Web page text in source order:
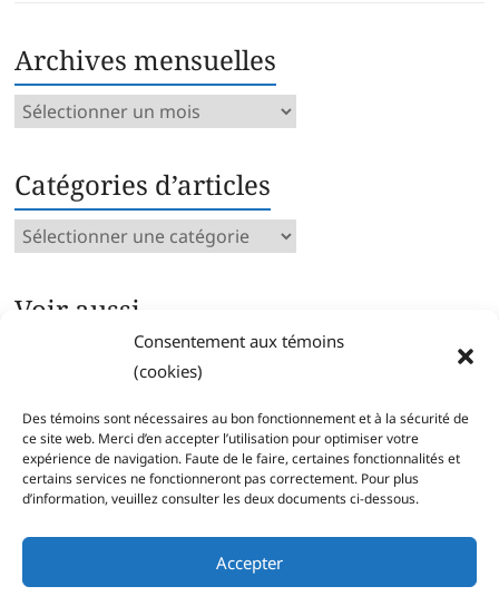
Consentement aux témoins
(cookies)
Des témoins sont nécessaires au bon fonctionnement et à la sécurité de
ce site web. Merci d’en accepter l’utilisation pour optimiser votre
expérience de navigation. Faute de le faire, certaines fonctionnalités et
certains services ne fonctionneront pas correctement. Pour plus
d’information, veuillez consulter les deux documents ci-dessous.
Accepter
Archives mensuelles
Archives
Catégories d’articles
Catégories
Voir aussi…
Articles parus par catégorie
Index des mots clés
Séries